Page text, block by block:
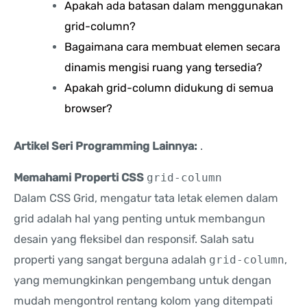
Apakah ada batasan dalam menggunakan
grid-column?
Bagaimana cara membuat elemen secara
dinamis mengisi ruang yang tersedia?
Apakah grid-column didukung di semua
browser?
Artikel Seri Programming Lainnya: .
Memahami Properti CSS grid-column
Dalam CSS Grid, mengatur tata letak elemen dalam
grid adalah hal yang penting untuk membangun
desain yang fleksibel dan responsif. Salah satu
properti yang sangat berguna adalah grid-column,
yang memungkinkan pengembang untuk dengan
mudah mengontrol rentang kolom yang ditempati